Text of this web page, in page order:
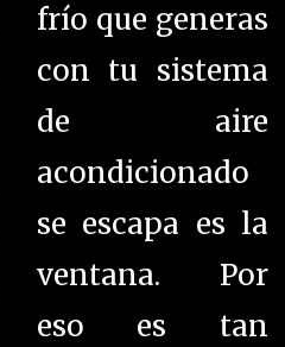
frío que generas
con tu sistema
de aire
acondicionado
se escapa es la
ventana. Por
eso es tan